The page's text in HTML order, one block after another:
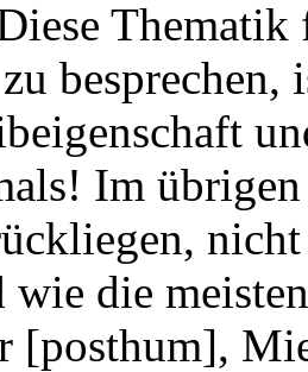
besprechen,
Im
wie die
[posthum],